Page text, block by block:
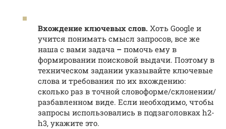
Вхождение ключевых слов. Хоть Google и
учится понимать смысл запросов, все же
наша с вами задача – помочь ему в
формировании поисковой выдачи. Поэтому в
техническом задании указывайте ключевые
слова и требования по их вхождению:
сколько раз в точной словоформе/склонении/
разбавленном виде. Если необходимо, чтобы
запросы использовались в подзаголовках h2-
h3, укажите это.